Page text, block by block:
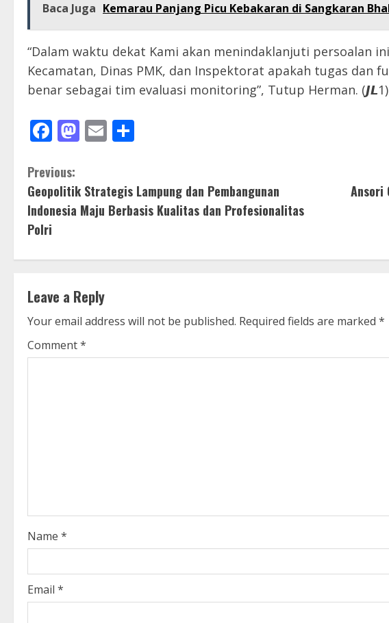
Baca Juga Kemarau Panjang Picu Kebakaran di Sangkaran
“Dalam waktu dekat Kami akan menindaklanjuti persoalan
Kecamatan, Dinas PMK, dan Inspektorat apakah tugas dan
benar sebagai tim evaluasi monitoring”, Tutup Herman. (𝙅𝙇1)
Facebook
Mastodon
Email
C
o
n
t
i
n
u
i
n
g
Previous:
Geopolitik Strategis Lampung dan Pembangunan
Indonesia Maju Berbasis Kualitas dan Profesionalitas
Polri
Ansori
Leave a Reply
Your email address will not be published. Required fields are marked *
Comment*
Name *
Email *